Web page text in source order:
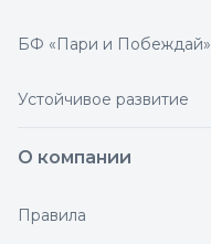
БФ «Пари и Побеждай»
Устойчивое развитие
О компании
Правила